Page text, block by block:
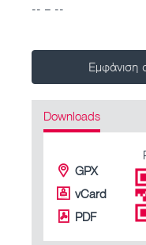
-- – --
Εμφάνιση
Downloads
GPX
vCard
PDF